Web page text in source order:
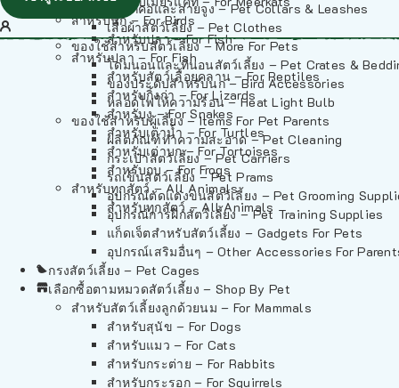
ปลอกคอและสายจูง – Pet Collars & Leashes
เสื้อผ้าสัตว์เลี้ยง – Pet Clothes
ของใช้สำหรับสัตว์เลี้ยง – More For Pets
โดมนอนและที่นอนสัตว์เลี้ยง – Pet Crates &
ของประดับสำหรับนก – Bird Accessories
หลอดไฟให้ความร้อน – Heat Light Bulb
ของใช้สำหรับผู้เลี้ยง – Items For Pet Parents
ผลิตภัณฑ์ทำความสะอาด – Pet Cleaning
กระเป๋าสัตว์เลี้ยง – Pet Carriers
รถเข็นสัตว์เลี้ยง – Pet Prams
อุปกรณ์ตัดแต่งขนสัตว์เลี้ยง – Pet Grooming
อุปกรณ์การฝึกสัตว์เลี้ยง – Pet Training Supplies
แก็ดเจ็ตสำหรับสัตว์เลี้ยง – Gadgets For Pets
อุปกรณ์เสริมอื่นๆ – Other Accessories For
กรงสัตว์เลี้ยง – Pet Cages
เลือกซื้อตามหมวดสัตว์เลี้ยง – Shop By Pet
สำหรับสัตว์เลี้ยงลูกด้วยนม – For Mammals
สำหรับสุนัข – For Dogs
สำหรับแมว – For Cats
สำหรับกระต่าย – For Rabbits
สำหรับกระรอก – For Squirrels
สำหรับนก – For Birds
สำหรับปลา – For Fish
สำหรับปลา – For Fish
สำหรับสัตว์เลื้อยคลาน – For Reptiles
สำหรับกิ้งก่า – For Lizards
สำหรับงู – For Snakes
สำหรับเต่าน้ำ – For Turtles
สำหรับเต่าบก – For Tortoises
สำหรับกบ – For Frogs
สำหรับทุกสัตว์ – All Animals
สำหรับทุกสัตว์ – All Animals